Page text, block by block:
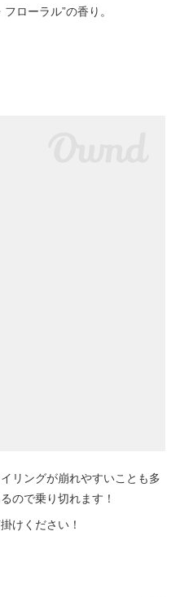
ローラル”の香り。
リングが崩れやすいことも多
ので乗り切れます！
けください！